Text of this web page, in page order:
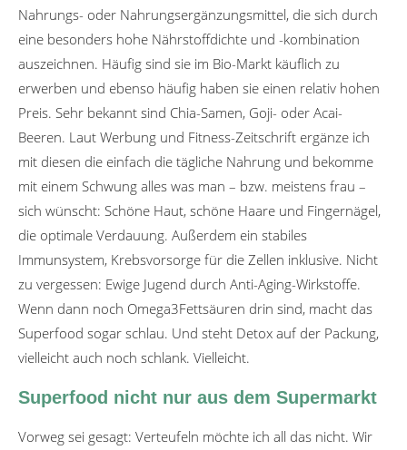
Nahrungs- oder Nahrungsergänzungsmittel, die sich durch
eine besonders hohe Nährstoffdichte und -kombination
auszeichnen. Häufig sind sie im Bio-Markt käuflich zu
erwerben und ebenso häufig haben sie einen relativ hohen
Preis. Sehr bekannt sind Chia-Samen, Goji- oder Acai-
Beeren. Laut Werbung und Fitness-Zeitschrift ergänze ich
mit diesen die einfach die tägliche Nahrung und bekomme
mit einem Schwung alles was man – bzw. meistens frau –
sich wünscht: Schöne Haut, schöne Haare und Fingernägel,
die optimale Verdauung. Außerdem ein stabiles
Immunsystem, Krebsvorsorge für die Zellen inklusive. Nicht
zu vergessen: Ewige Jugend durch Anti-Aging-Wirkstoffe.
Wenn dann noch Omega3Fettsäuren drin sind, macht das
Superfood sogar schlau. Und steht Detox auf der Packung,
vielleicht auch noch schlank. Vielleicht.
Superfood nicht nur aus dem Supermarkt
Vorweg sei gesagt: Verteufeln möchte ich all das nicht. Wir